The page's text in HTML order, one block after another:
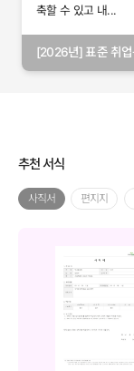
축할 수 있고 내...
[2026년] 표준 취업
추천 서식
사직서 편지지